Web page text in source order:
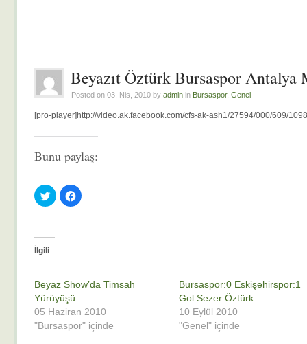
Beyazıt Öztürk Bursaspor Antalya
Posted on 03. Nis, 2010 by admin in Bursaspor, Genel
[pro-player]http://video.ak.facebook.com/cfs-ak-ash1/27594/000/609/
Bunu paylaş:
Twitter
üzerinde
paylaşmak
(Yeni
Facebook'ta
paylaşmak
İlgili
Beyaz Show’da Timsah
Yürüyüşü
05 Haziran 2010
"Bursaspor" içinde
Bursaspor:0 Eskişehirspor:1
Gol:Sezer Öztürk
10 Eylül 2010
"Genel" içinde